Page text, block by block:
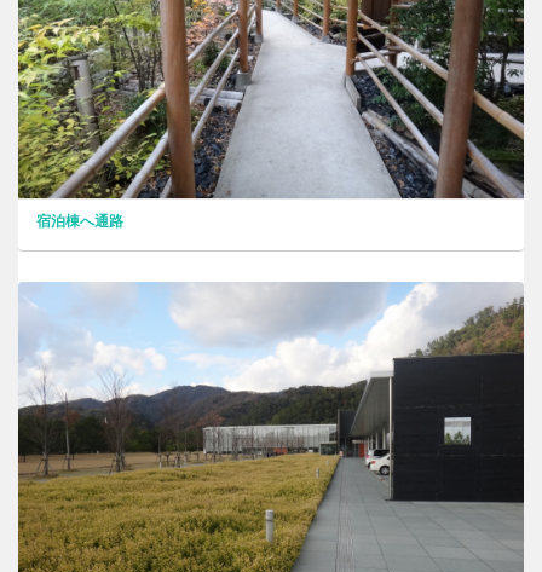
宿泊棟へ通路